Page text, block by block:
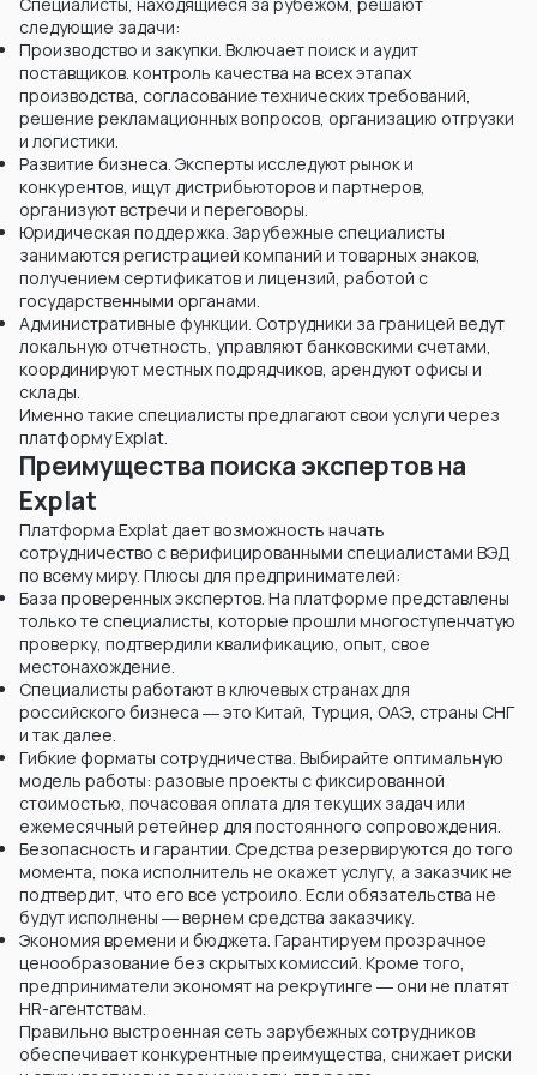
следующие задачи:
Производство и закупки. Включает поиск и аудит
поставщиков. контроль качества на всех этапах
производства, согласование технических требований,
решение рекламационных вопросов, организацию отгрузки
и логистики.
Развитие бизнеса. Эксперты исследуют рынок и
конкурентов, ищут дистрибьюторов и партнеров,
организуют встречи и переговоры.
Юридическая поддержка. Зарубежные специалисты
занимаются регистрацией компаний и товарных знаков,
получением сертификатов и лицензий, работой с
государственными органами.
Административные функции. Сотрудники за границей ведут
локальную отчетность, управляют банковскими счетами,
координируют местных подрядчиков, арендуют офисы и
склады.
Именно такие специалисты предлагают свои услуги через
платформу Explat.
Преимущества поиска экспертов на
Explat
Платформа Explat дает возможность начать
сотрудничество с верифицированными специалистами ВЭД
по всему миру. Плюсы для предпринимателей:
База проверенных экспертов. На платформе представлены
только те специалисты, которые прошли многоступенчатую
проверку, подтвердили квалификацию, опыт, свое
местонахождение.
Специалисты работают в ключевых странах для
российского бизнеса ― это Китай, Турция, ОАЭ, страны СНГ
и так далее.
Гибкие форматы сотрудничества. Выбирайте оптимальную
модель работы: разовые проекты с фиксированной
стоимостью, почасовая оплата для текущих задач или
ежемесячный ретейнер для постоянного сопровождения.
Безопасность и гарантии. Средства резервируются до того
момента, пока исполнитель не окажет услугу, а заказчик не
подтвердит, что его все устроило. Если обязательства не
будут исполнены ― вернем средства заказчику.
Экономия времени и бюджета. Гарантируем прозрачное
ценообразование без скрытых комиссий. Кроме того,
предприниматели экономят на рекрутинге ― они не платят
HR-агентствам.
Правильно выстроенная сеть зарубежных сотрудников
обеспечивает конкурентные преимущества, снижает риски